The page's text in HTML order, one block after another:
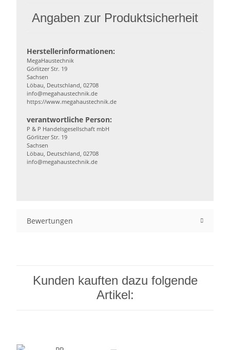
Angaben zur Produktsicherheit
Herstellerinformationen:
MegaHaustechnik
Görlitzer Str. 19
Sachsen
Löbau, Deutschland, 02708
info@megahaustechnik.de
https://www.megahaustechnik.de
verantwortliche Person:
P & P Handelsgesellschaft mbH
Görlitzer Str. 19
Sachsen
Löbau, Deutschland, 02708
info@megahaustechnik.de
Bewertungen
Kunden kauften dazu folgende
Artikel: